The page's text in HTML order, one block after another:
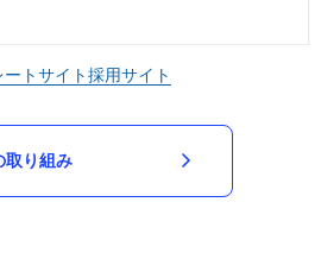
ートサイト採用サイト
取り組み